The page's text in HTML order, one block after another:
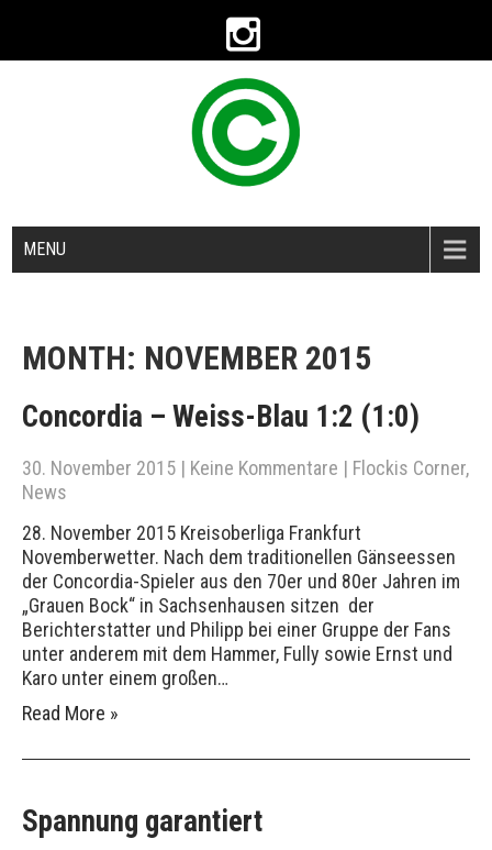
MENU
MONTH: NOVEMBER 2015
Concordia – Weiss-Blau 1:2 (1:0)
30. November 2015 | Keine Kommentare | Flockis Corner,
News
28. November 2015 Kreisoberliga Frankfurt
Novemberwetter. Nach dem traditionellen Gänseessen
der Concordia-Spieler aus den 70er und 80er Jahren im
„Grauen Bock“ in Sachsenhausen sitzen der
Berichterstatter und Philipp bei einer Gruppe der Fans
unter anderem mit dem Hammer, Fully sowie Ernst und
Karo unter einem großen…
Read More »
Spannung garantiert